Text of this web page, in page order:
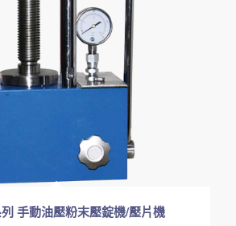
手動油壓粉末壓錠機/壓片機